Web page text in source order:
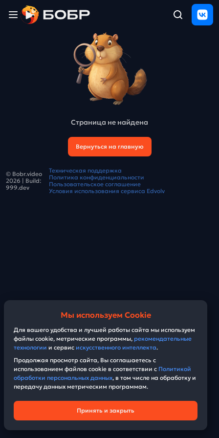
и
отзыв
Страница не найдена
Вернуться на главную
© Bobr.video
2026 | Build:
999.dev
Техническая поддержка
Политика конфиденциальности
Пользовательское соглашение
Условия использования сервиса Edvolv
Мы используем Cookie
Для вашего удобства и лучшей работы сайта мы используем
файлы cookie, метрические программы, рекомендательные
технологии и сервис искусственного интеллекта.
Продолжая просмотр сайта, Вы соглашаетесь с
использованием файлов cookie в соответствии с Политикой
обработки персональных данных, в том числе на обработку и
передачу данных метрическим программам.
Принять и закрыть